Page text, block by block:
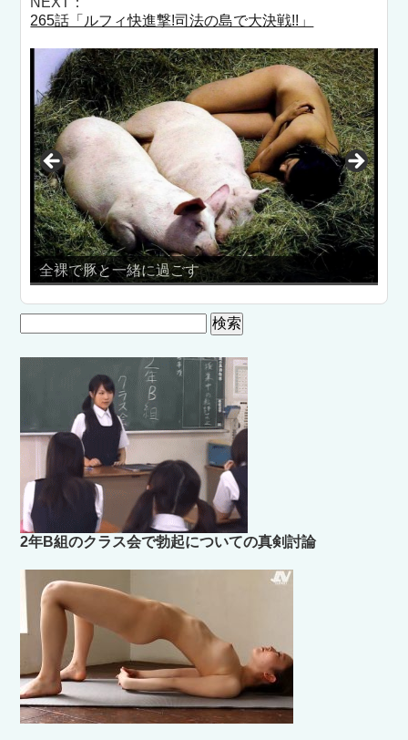
265話「ルフィ快進撃!司法の島で大決戦!!」
過ごす 芸能人パンチラ１００
2年B組のクラス会で勃起についての真剣討論